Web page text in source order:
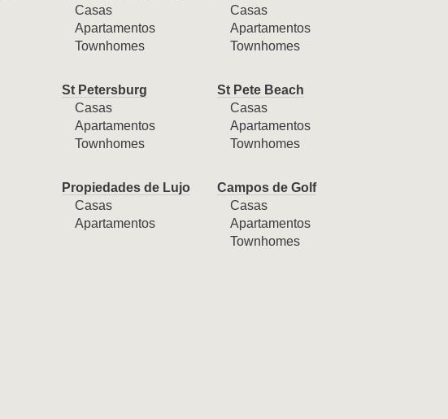
Casas
Apartamentos
Townhomes
Casas
Apartamentos
Townhomes
St Petersburg
Casas
Apartamentos
Townhomes
St Pete Beach
Casas
Apartamentos
Townhomes
Propiedades de Lujo
Casas
Apartamentos
Campos de Golf
Casas
Apartamentos
Townhomes